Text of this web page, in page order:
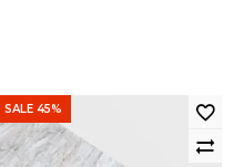
SALE 45%